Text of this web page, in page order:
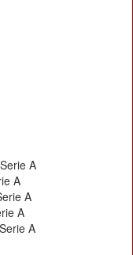
A
A
A
A
A